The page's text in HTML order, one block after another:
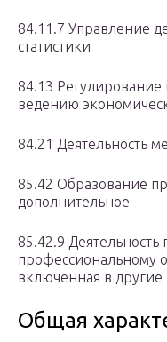
84.11.7 Управление
статистики
84.13
ведению
84.21 Деятельность
85.42 Образование
дополнительное
85.42.9
профессиональному
включенная в другие
Общая